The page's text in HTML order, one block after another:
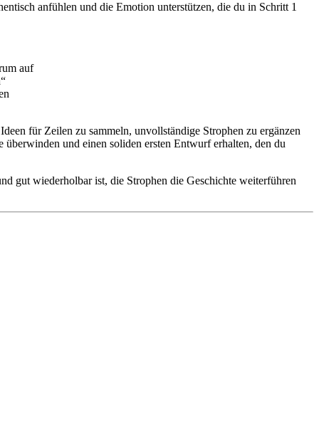
anfühlen und die Emotion unterstützen, die du in Schritt 1
auf
für Zeilen zu sammeln, unvollständige Strophen zu ergänzen
und einen soliden ersten Entwurf erhalten, den du
gut wiederholbar ist, die Strophen die Geschichte weiterführen